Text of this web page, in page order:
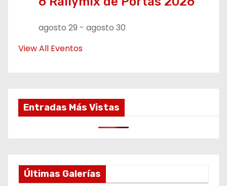
agosto 29 - agosto 30
View All Eventos
Entradas Más Vistas
Últimas Galerías